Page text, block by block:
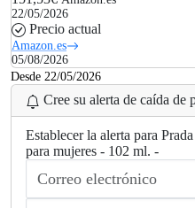
22/05/2026
Precio actual
Amazon.es
05/08/2026
Desde 22/05/2026
Cree su alerta de caída de
Establecer la alerta para
para mujeres - 102 ml. -